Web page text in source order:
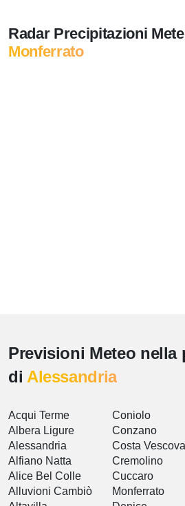
Radar Precipitazioni
Monferrato
Previsioni Meteo nella
di Alessandria
Acqui Terme
Albera Ligure
Alessandria
Alfiano Natta
Alice Bel Colle
Alluvioni Cambiò
Coniolo
Conzano
Costa
Cremolino
Cuccaro
Monferrato